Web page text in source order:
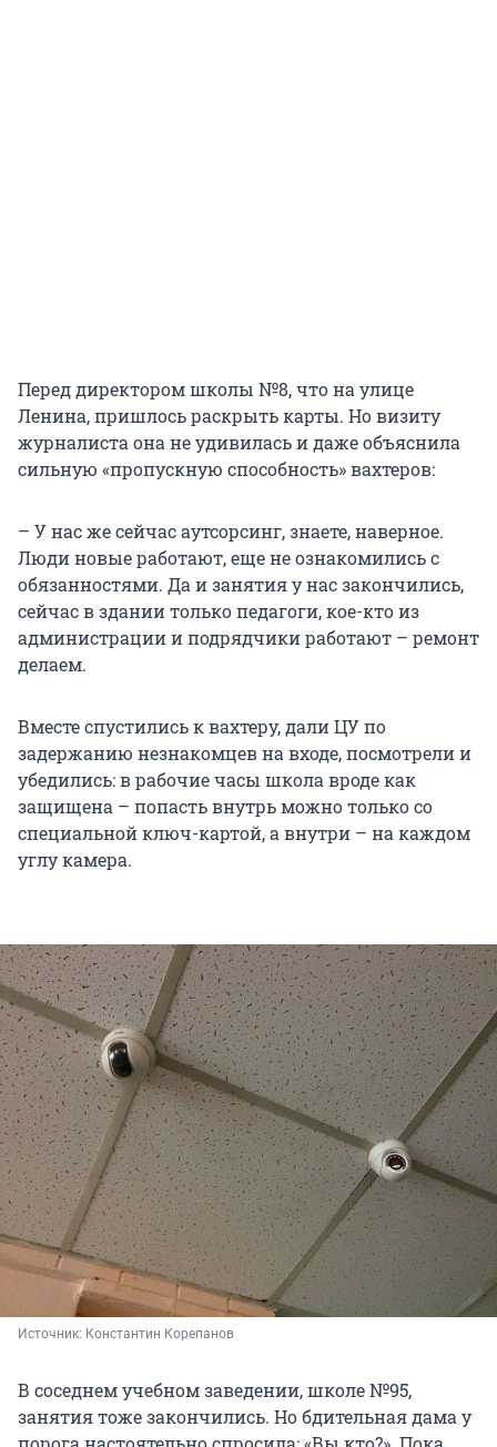
Перед директором школы №8, что на улице
Ленина, пришлось раскрыть карты. Но визиту
журналиста она не удивилась и даже объяснила
сильную «пропускную способность» вахтеров:
– У нас же сейчас аутсорсинг, знаете, наверное.
Люди новые работают, еще не ознакомились с
обязанностями. Да и занятия у нас закончились,
сейчас в здании только педагоги, кое-кто из
администрации и подрядчики работают – ремонт
делаем.
Вместе спустились к вахтеру, дали ЦУ по
задержанию незнакомцев на входе, посмотрели и
убедились: в рабочие часы школа вроде как
защищена – попасть внутрь можно только со
специальной ключ-картой, а внутри – на каждом
углу камера.
Источник: Константин Корепанов
В соседнем учебном заведении, школе №95,
занятия тоже закончились. Но бдительная дама у